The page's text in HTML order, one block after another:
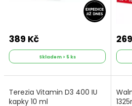
389 Kč
Skladem > 5 ks
Terezia Vitamin D3 400 IU
kapky 10 ml